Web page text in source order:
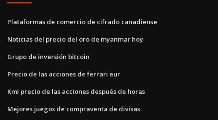
Plataformas de comercio de cifrado canadiense
Noticias del precio del oro de myanmar hoy
Grupo de inversión bitcoin
Precio de las acciones de ferrari eur
Kmi precio de las acciones después de horas
Mejores juegos de compraventa de divisas